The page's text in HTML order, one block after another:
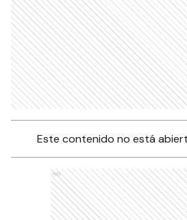
Este contenido no está
Ads